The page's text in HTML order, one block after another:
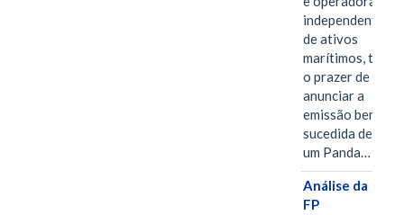
independentes
de ativos
marítimos, tem
o prazer de
anunciar a
emissão bem-
sucedida de
um Panda…
Análise da
FP